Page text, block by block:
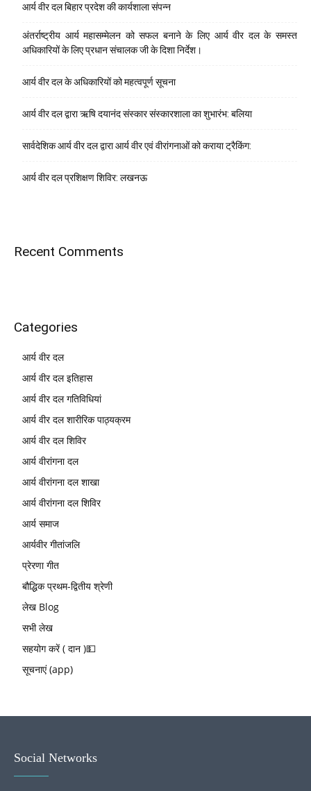
आर्य वीर दल बिहार प्रदेश की कार्यशाला संपन्न
अंतर्राष्ट्रीय आर्य महासम्मेलन को सफल बनाने के लिए आर्य वीर दल के समस्त
अधिकारियों के लिए प्रधान संचालक जी के दिशा निर्देश।
आर्य वीर दल के अधिकारियों को महत्वपूर्ण सूचना
आर्य वीर दल द्वारा ऋषि दयानंद संस्कार संस्कारशाला का शुभारंभ: बलिया
सार्वदेशिक आर्य वीर दल द्वारा आर्य वीर एवं वीरांगनाओं को कराया ट्रैकिंग:
आर्य वीर दल प्रशिक्षण शिविर: लखनऊ
Recent Comments
Categories
आर्य वीर दल
आर्य वीर दल इतिहास
आर्य वीर दल गतिविधियां
आर्य वीर दल शारीरिक पाठ्यक्रम
आर्य वीर दल शिविर
आर्य वीरांगना दल
आर्य वीरांगना दल शाखा
आर्य वीरांगना दल शिविर
आर्य समाज
आर्यवीर गीतांजलि
प्रेरणा गीत
बौद्धिक प्रथम-द्वितीय श्रेणी
लेख Blog
सभी लेख
सहयोग करें ( दान )💵
सूचनाएं (app)
Social Networks